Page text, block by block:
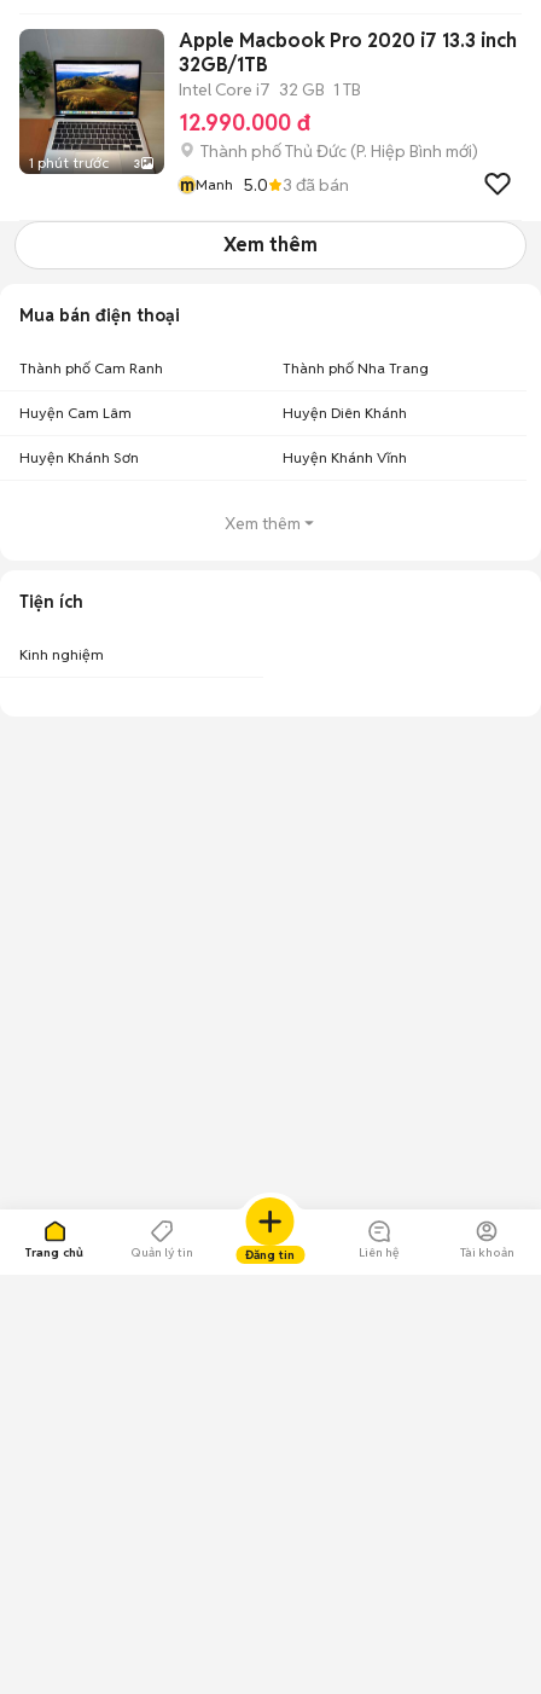
Trang chủ Quản lý tin Đăng tin Liên hệ Tài khoản
1 phút trước 3
Apple Macbook Pro 2020 i7 13.3 inch
32GB/1TB
Intel Core i7 32 GB 1 TB
12.990.000 đ
Thành phố Thủ Đức (P. Hiệp Bình mới)
mManh 5.0 3 đã bán
Xem thêm
Mua bán điện thoại
Thành phố Cam Ranh Thành phố Nha Trang
Huyện Cam Lâm Huyện Diên Khánh
Huyện Khánh Sơn Huyện Khánh Vĩnh
Xem thêm
Tiện ích
Kinh nghiệm